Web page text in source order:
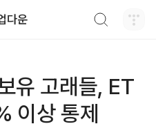
다운
유 고래들, ET
이상 통제